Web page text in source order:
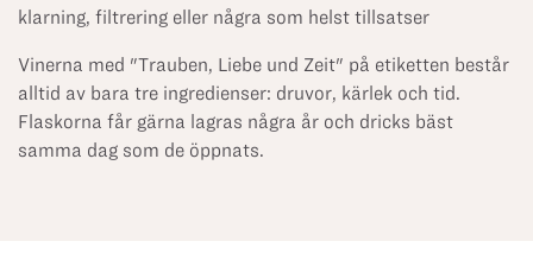
klarning, filtrering eller några som helst tillsatser
Vinerna med "Trauben, Liebe und Zeit" på etiketten består
alltid av bara tre ingredienser: druvor, kärlek och tid.
Flaskorna får gärna lagras några år och dricks bäst
samma dag som de öppnats.